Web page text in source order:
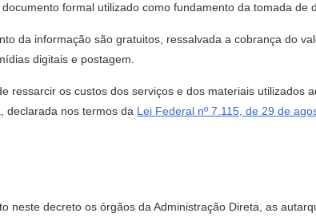
formal utilizado como fundamento da tomada
da informação são gratuitos, ressalvada a cobrança do
digitais e postagem.
ressarcir os custos dos serviços e dos materiais
declarada nos termos da Lei Federal nº 7.115, de 29 de
neste decreto os órgãos da Administração Direta, as